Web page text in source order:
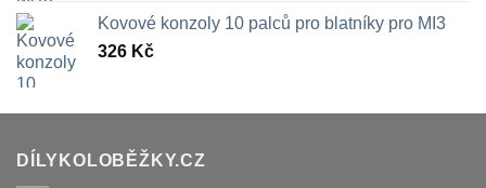
Kovové konzoly 10 palců pro blatníky pro MI3
326 Kč
DÍLYKOLOBĚŽKY.CZ